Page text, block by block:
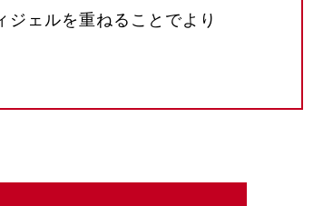
ェルを重ねることでより